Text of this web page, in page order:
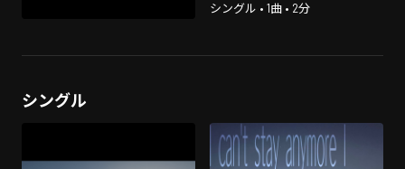
シングル • 1曲 • 2分
シングル